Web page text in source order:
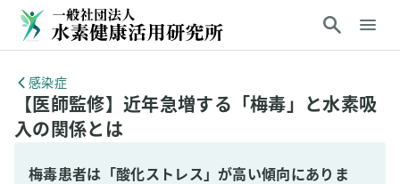
感染症
【医師監修】近年急増する「梅毒」と水素吸
入の関係とは
梅毒患者は「酸化ストレス」が高い傾向にありま